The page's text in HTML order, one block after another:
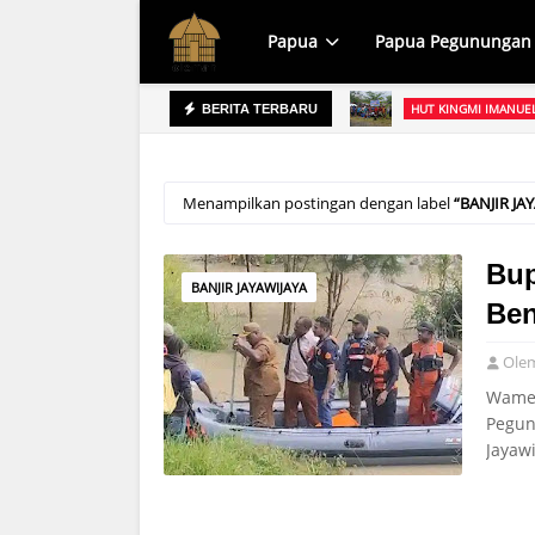
Papua Papua Pegunungan
BERITA TERBARU
HUT KINGMI
PEMKAB YAHUKIMO
Menampilkan postingan dengan label BANJIR
BANJIR JAYAWIJAYA